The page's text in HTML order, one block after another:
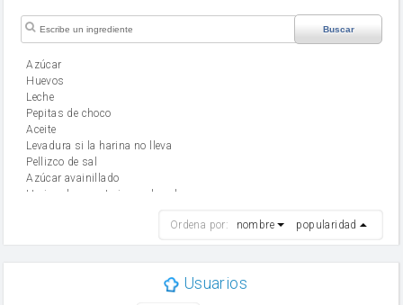
Buscar
Azúcar
huevos
leche
Pepitas de choco
aceite
Levadura si la harina no lleva
Pellizco de sal
Azúcar avainillado
Harina de reposteria con levadura
mantequilla
Ordena por: nombre popularidad
Usuarios